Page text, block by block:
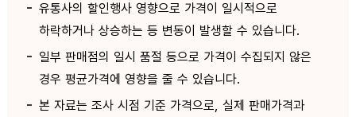
유통사의 할인행사 영향으로 가격이 일시적으로
하락하거나 상승하는 등 변동이 발생할 수 있습니다.
일부 판매점의 일시 품절 등으로 가격이 수집되지 않은
경우 평균가격에 영향을 줄 수 있습니다.
본 자료는 조사 시점 기준 가격으로, 실제 판매가격과